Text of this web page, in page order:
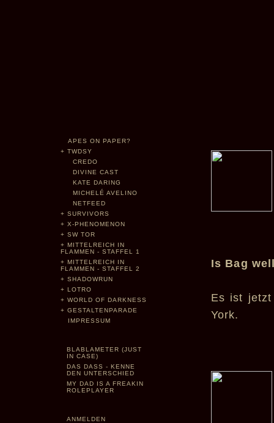
APES ON PAPER?
+ TWDSY
CREDO
DIVINE CAST
KATE DARING
MICHELÉ AVELINO
NETFEED
+ SURVIVORS
+ X-PHENOMENON
+ SW TOR
+ MITTELREICH IN
FLAMMEN - STAFFEL 1
+ MITTELREICH IN
FLAMMEN - STAFFEL 2
+ SHADOWRUN
+ LOTRO
+ WORLD OF DARKNESS
+ GESTALTENPARADE
IMPRESSUM
BLABLAMETER (JUST
IN CASE)
DAS DASS - KENNE
DEN UNTERSCHIED
MY DAD IS A FREAKIN
ROLEPLAYER
ANMELDEN
Is Bag
Es ist
York.